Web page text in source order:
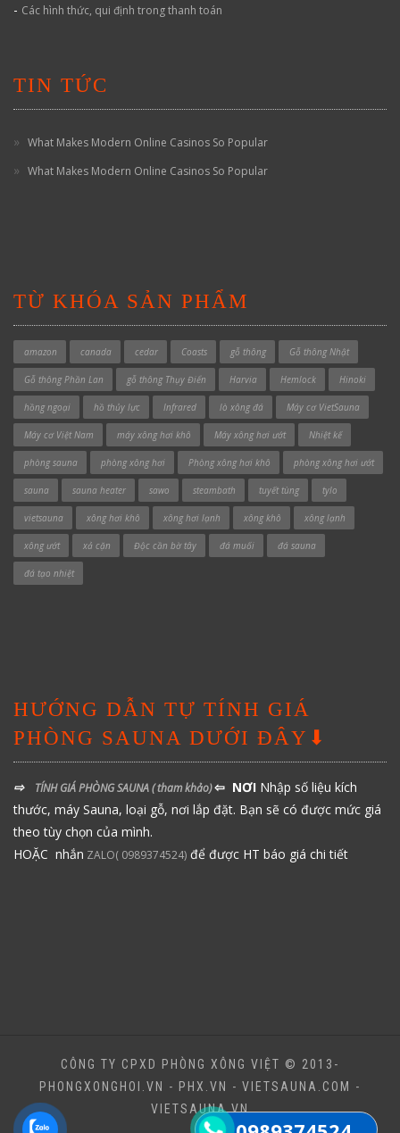
- Các hình thức, qui định trong thanh toán
TIN TỨC
What Makes Modern Online Casinos So Popular
What Makes Modern Online Casinos So Popular
TỪ KHÓA SẢN PHẨM
amazon canada cedar Coasts gỗ thông Gỗ thông Nhật
Gỗ thông Phần Lan gỗ thông Thụy Điển Harvia Hemlock Hinoki
hồng ngoại hồ thủy lực Infrared lò xông đá Máy cơ VietSauna
Máy cơ Việt Nam máy xông hơi khô Máy xông hơi ướt Nhiệt kế
phòng sauna phòng xông hơi Phòng xông hơi khô phòng xông hơi ướt
sauna sauna heater sawo steambath tuyết tùng tylo
vietsauna xông hơi khô xông hơi lạnh xông khô xông lạnh
xông ướt xả cặn Độc cần bờ tây đá muối đá sauna
đá tạo nhiệt
HƯỚNG DẪN TỰ TÍNH GIÁ
PHÒNG SAUNA DƯỚI ĐÂY⬇
⇨ TÍNH GIÁ PHÒNG SAUNA( tham khảo)⇦ NƠI Nhập số liệu kích
thước, máy Sauna, loại gỗ, nơi lắp đặt. Bạn sẽ có được mức giá
theo tùy chọn của mình.
HOẶC nhắn ZALO( 0989374524) để được HT báo giá chi tiết
CÔNG TY CPXD PHÒNG XÔNG VIỆT © 2013-
PHONGXONGHOI.VN - PHX.VN - VIETSAUNA.COM -
VIETSAUNA.VN